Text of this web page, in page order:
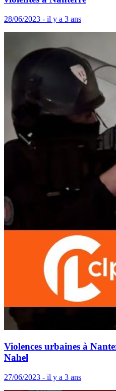
28/06/2023 - il y a 3 ans
Violences urbaines à
Nahel
27/06/2023 - il y a 3 ans